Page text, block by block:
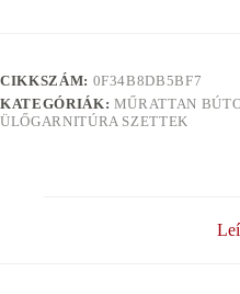
CIKKSZÁM: 0F34B8DB5BF7
KATEGÓRIÁK: MŰRATTAN
ÜLŐGARNITÚRA SZETTEK